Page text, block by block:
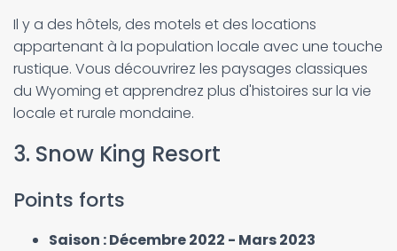
Il y a des hôtels, des motels et des locations
appartenant à la population locale avec une touche
rustique. Vous découvrirez les paysages classiques
du Wyoming et apprendrez plus d'histoires sur la vie
locale et rurale mondaine.
3. Snow King Resort
Points forts
Saison : Décembre 2022 - Mars 2023